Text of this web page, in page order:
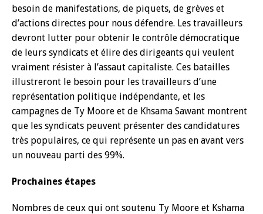
besoin de manifestations, de piquets, de grèves et
d’actions directes pour nous défendre. Les travailleurs
devront lutter pour obtenir le contrôle démocratique
de leurs syndicats et élire des dirigeants qui veulent
vraiment résister à l’assaut capitaliste. Ces batailles
illustreront le besoin pour les travailleurs d’une
représentation politique indépendante, et les
campagnes de Ty Moore et de Khsama Sawant montrent
que les syndicats peuvent présenter des candidatures
très populaires, ce qui représente un pas en avant vers
un nouveau parti des 99%.
Prochaines étapes
Nombres de ceux qui ont soutenu Ty Moore et Kshama